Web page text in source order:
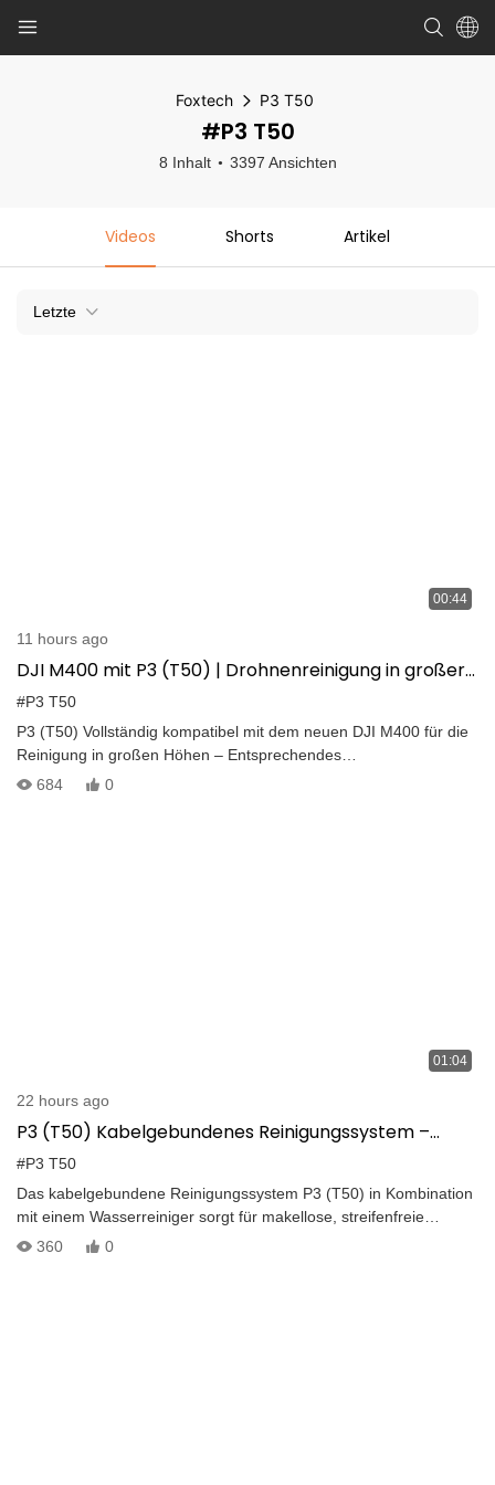
Foxtech P3 T50
#P3 T50
8 Inhalt 3397 Ansichten
Videos Shorts Artikel
Letzte
00:44
11 hours ago
DJI M400 mit P3 (T50) | Drohnenreinigung in großer
Höhe 800㎡/h 20MPa
#P3 T50
P3 (T50) Vollständig kompatibel mit dem neuen DJI M400 für die
Reinigung in großen Höhen – Entsprechendes
Reinigungszubehör enthalten – Ersetzt manuelle Arbeiten in
684 0
01:04
22 hours ago
P3 (T50) Kabelgebundenes Reinigungssystem –
Hochdruck-Glasreinigung per Drohne mit
Wasserreiniger
#P3 T50
Das kabelgebundene Reinigungssystem P3 (T50) in Kombination
mit einem Wasserreiniger sorgt für makellose, streifenfreie
Ergebnisse. Durch die Kombination von Hochdruckreinigung mit
360 0